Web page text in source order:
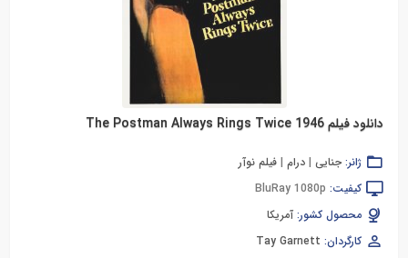
دانلود فیلم The Postman Always Rings Twice 1946
ژانر: جنایی | درام | فیلم نوآر
کیفیت: BluRay 1080p
محصول کشور: آمریکا
کارگردان: Tay Garnett